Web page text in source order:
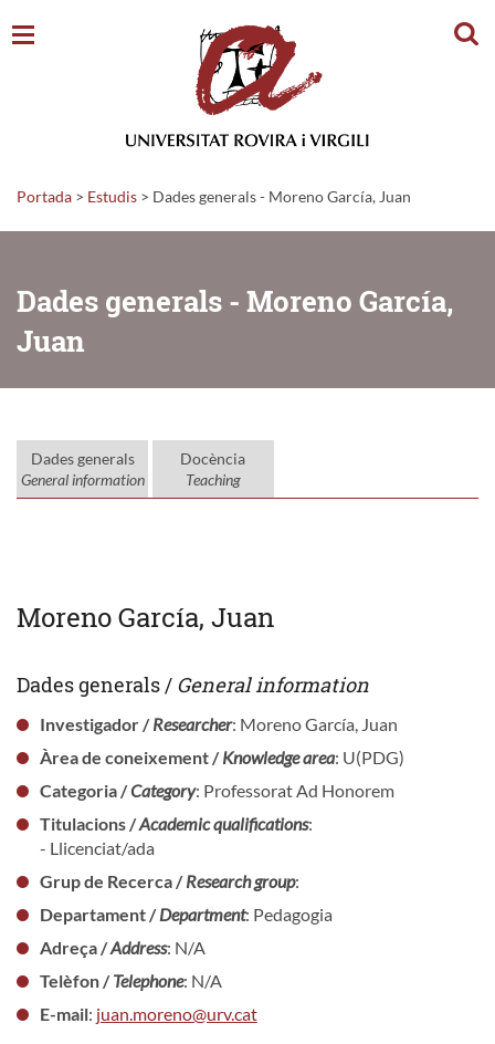
Portada > Estudis > Dades generals - Moreno García, Juan
Dades generals - Moreno García,
Juan
Dades generals
General information
Docència
Teaching
Moreno García, Juan
Dades generals / General information
Investigador /Researcher: Moreno García, Juan
Àrea de coneixement /Knowledge area: U(PDG)
Categoria /Category: Professorat Ad Honorem
Titulacions /Academic qualifications:
- Llicenciat/ada
Grup de Recerca /Research group:
Departament /Department: Pedagogia
Adreça /Address: N/A
Telèfon /Telephone: N/A
E-mail: juan.moreno@urv.cat